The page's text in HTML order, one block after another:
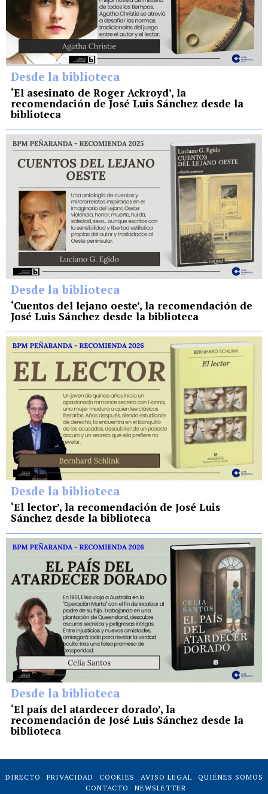
Desde la biblioteca
‘El asesinato de Roger Ackroyd’, la
recomendación de José Luis Sánchez desde la
biblioteca
Desde la biblioteca
‘Cuentos del lejano oeste’, la recomendación de
José Luis Sánchez desde la biblioteca
Desde la biblioteca
‘El lector’, la recomendación de José Luis
Sánchez desde la biblioteca
Desde la biblioteca
‘El país del atardecer dorado’, la
recomendación de José Luis Sánchez desde la
biblioteca
DIRECTO PRIVACIDAD COOKIES AVISO LEGAL
QUIÉNES SOMOS
CONTACTO
NEWSLETTER